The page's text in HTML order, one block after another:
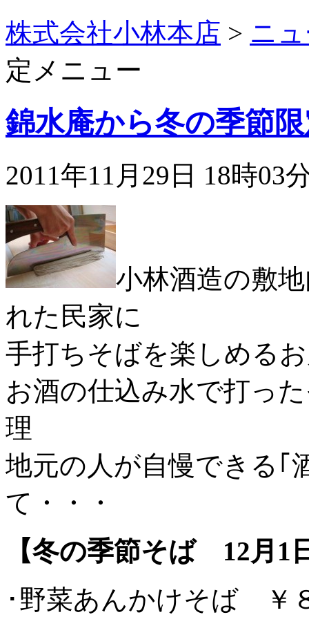
株式会社小林本店 > ニ
定メニュー
錦水庵から冬の季節
2011年11月29日 18時03
小林酒造の敷
れた民家に
手打ちそばを楽しめる
お酒の仕込み水で打っ
理
地元の人が自慢できる｢
て・・・
【冬の季節そば 12月1
･野菜あんかけそば ￥